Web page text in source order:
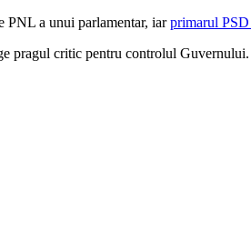
PNL a unui parlamentar, iarprimarul PSD
pragul critic pentru controlul